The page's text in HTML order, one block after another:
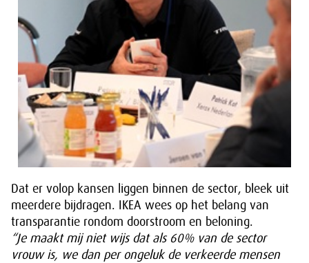
Dat er volop kansen liggen binnen de sector, bleek uit
meerdere bijdragen. IKEA wees op het belang van
transparantie rondom doorstroom en beloning.
“Je maakt mij niet wijs dat als 60% van de sector
vrouw is, we dan per ongeluk de verkeerde mensen